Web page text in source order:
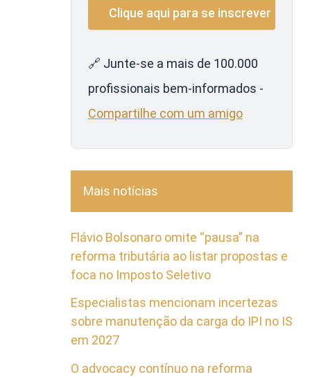
🔗 Junte-se a mais de 100.000
profissionais bem-informados -
Compartilhe com um amigo
Mais notícias
Flávio Bolsonaro omite “pausa” na
reforma tributária ao listar propostas e
foca no Imposto Seletivo
Especialistas mencionam incertezas
sobre manutenção da carga do IPI no IS
em 2027
O advocacy contínuo na reforma